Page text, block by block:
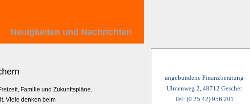
Neuigkeiten und Nachrichten
-ungebundene Finanzberatung-
Ulmenweg 2, 48712 Gescher
Tel: (0 25 42) 956 201
Familie und Zukunftspläne.
Viele denken beim